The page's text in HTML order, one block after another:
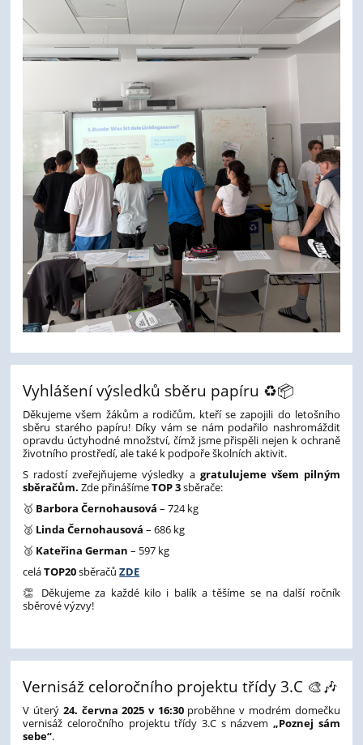
Vyhlášení výsledků sběru papíru ♻️📦
Děkujeme všem žákům a rodičům, kteří se zapojili do letošního
sběru starého papíru! Díky vám se nám podařilo nashromáždit
opravdu úctyhodné množství, čímž jsme přispěli nejen k ochraně
životního prostředí, ale také k podpoře školních aktivit.
S radostí zveřejňujeme výsledky a gratulujeme všem pilným
sběračům.Zde přinášímeTOP 3sběrače:
🥇 Barbora Černohausová – 724 kg
🥈 Linda Černohausová – 686 kg
🥉 Kateřina German – 597 kg
celáTOP20sběračůZDE
👏 Děkujeme za každé kilo i balík a těšíme se na další ročník
sběrové výzvy!
Vernisáž celoročního projektu třídy 3.C 🎨🎶
V úterý 24. června 2025 v 16:30proběhne v modrém domečku
vernisáž celoročního projektu třídy 3.C s názvem„Poznej sám
sebe“.